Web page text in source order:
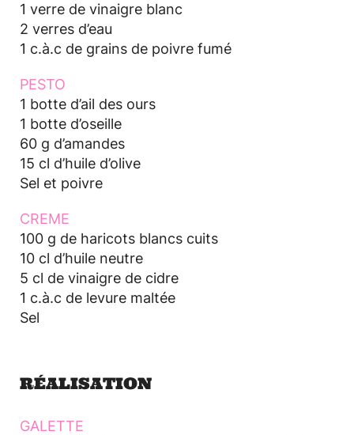
1 verre de vinaigre blanc
2 verres d’eau
1 c.à.c de grains de poivre fumé
PESTO
1 botte d’ail des ours
1 botte d’oseille
60 g d’amandes
15 cl d’huile d’olive
Sel et poivre
CREME
100 g de haricots blancs cuits
10 cl d’huile neutre
5 cl de vinaigre de cidre
1 c.à.c de levure maltée
Sel
RÉALISATION
GALETTE